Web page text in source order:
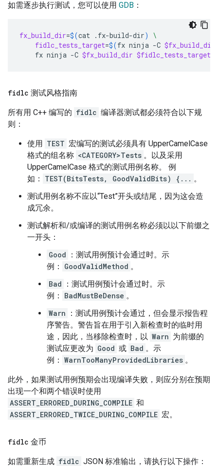
如需逐步执行测试，您可以使用 GDB ：
fx_build_dir=$(cat .fx-build-dir)
\
fidlc_tests_target=$(fx ninja -C $fx_build_dir
fx ninja -C $fx_build_dir $fidlc_tests_target
fidlc 测试风格指南
所有用 C++ 编写的 fidlc 编译器测试都必须符合以下规
则：
使用 TEST 宏编写的测试必须具有 UpperCamelCase
格式的组名称 <CATEGORY>Tests 。以及采用
UpperCamelCase 格式的测试用例名称。 例
如：
TEST(BitsTests, GoodValidBits) {... 。
测试用例名称不应以“Test”开头或结尾，因为这会造
成冗余。
测试解析和/或编译的测试用例名称必须以以下前缀之
一开头：
Good
：测试用例预计会通过时。示
例：
GoodValidMethod 。
Bad
：测试用例预计会通过时。示
例：
BadMustBeDense 。
Warn
：测试用例预计会通过，但会显示报告程
序警告。警告旨在用于引入新检查时的临时用
途，因此，当移除检查时，以 Warn 为前缀的
测试应更改为 Good 或 Bad 。示
例： WarnTooManyProvidedLibraries 。
此外，如果测试用例预期会出现编译失败，则应分别在预期
出现一个和两个错误时使用
ASSERT_ERRORED_DURING_COMPILE 和
ASSERT_ERRORED_TWICE_DURING_COMPILE 宏。
fidlc 金币
如需重新生成 fidlc JSON 标准输出，请执行以下操作：